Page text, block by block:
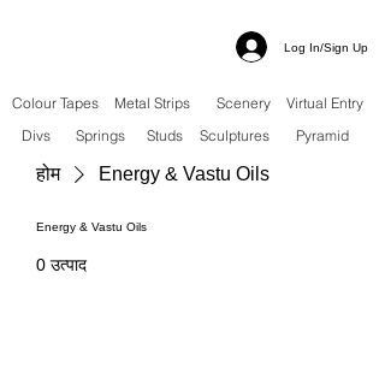
Log In/Sign Up
Colour Tapes Metal Strips Scenery
Virtual Entry
Divs
Springs Studs Sculptures Pyramid
होम Energy & Vastu Oils
Energy & Vastu Oils
0 उत्पाद